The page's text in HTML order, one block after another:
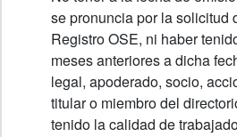
se pronuncia por la solicitud
Registro OSE, ni haber
meses anteriores a dicha
legal, apoderado, socio,
titular o miembro del
tenido la calidad de